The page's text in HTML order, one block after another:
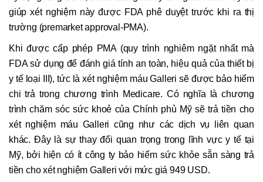
giúp xét nghiệm này được FDA phê duyệt trước khi ra thị
trường (premarket approval-PMA).
Khi được cấp phép PMA (quy trình nghiêm ngặt nhất mà
FDA sử dụng để đánh giá tính an toàn, hiệu quả của thiết bị
y tế loại III), tức là xét nghiệm máu Galleri sẽ được bảo hiểm
chi trả trong chương trình Medicare. Có nghĩa là chương
trình chăm sóc sức khoẻ của Chính phủ Mỹ sẽ trả tiền cho
xét nghiệm máu Galleri cũng như các dịch vụ liên quan
khác. Đây là sự thay đổi quan trọng trong lĩnh vực y tế tại
Mỹ, bởi hiện có ít công ty bảo hiểm sức khỏe sẵn sàng trả
tiền cho xét nghiệm Galleri với mức giá 949 USD.